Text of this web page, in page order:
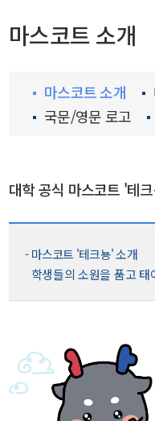
마스코트 소개
마스코트 소개
국문/영문 로고
대학 공식 마스코트 '테
- 마스코트 '테크뇽' 소개
학생들의 소원을 품고